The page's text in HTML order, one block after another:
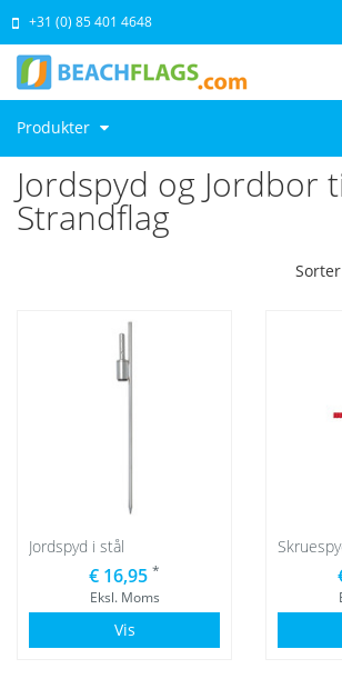
Produkter
+31 (0) 85 401 4648
Jordspyd og Jordbor
Strandflag
Jordspyd i stål
€ 16,95 *
Eksl. Moms
Vis